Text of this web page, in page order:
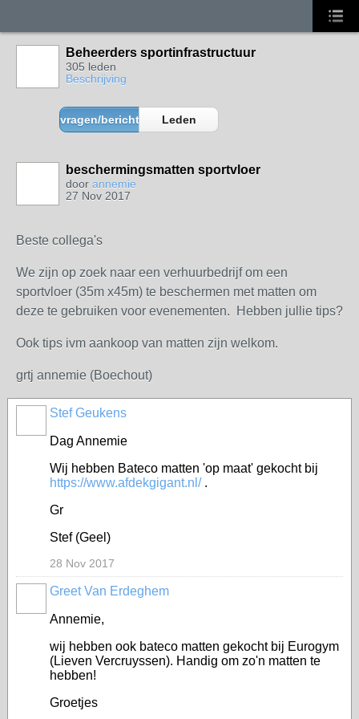
Beheerders sportinfrastructuur
305 leden
Beschrijving
vragen/berichten Leden
beschermingsmatten sportvloer
door annemie
27 Nov 2017
Beste collega's
We zijn op zoek naar een verhuurbedrijf om een
sportvloer (35m x45m) te beschermen met matten om
deze te gebruiken voor evenementen. Hebben jullie tips?
Ook tips ivm aankoop van matten zijn welkom.
grtj annemie (Boechout)
Stef Geukens
Dag Annemie
Wij hebben Bateco matten 'op maat' gekocht bij
https://www.afdekgigant.nl/.
Gr
Stef (Geel)
28 Nov 2017
Greet Van Erdeghem
Annemie,
wij hebben ook bateco matten gekocht bij Eurogym
(Lieven Vercruyssen). Handig om zo'n matten te
hebben!
Groetjes